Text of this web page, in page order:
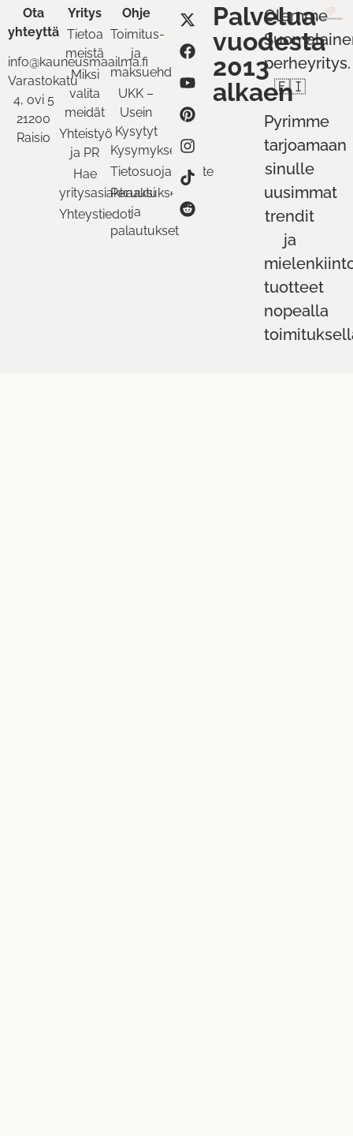
Ota
yhteyttä
info@kauneusmaailma.fi
Varastokatu
4, ovi 5
21200
Raisio
Yritys
Tietoa
meistä
Miksi
valita
meidät
Yhteistyö
ja PR
Hae
yritysasiakkaaksi
Yhteystiedot
Ohje
Toimitus-
ja
maksuehdot
UKK –
Usein
Kysytyt
Kysymykset
Tietosuojaseloste
Peruutukset
ja
palautukset
Palvelua
vuodesta
2013
alkaen
Olemme
perheyritys.
🇫🇮
Pyrimme
tarjoamaan
sinulle
uusimmat
trendit
ja
tuotteet
nopealla